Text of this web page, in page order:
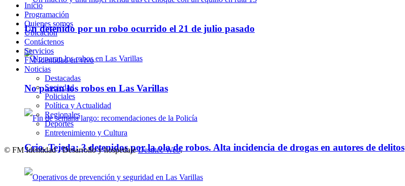
Un detenido por un robo ocurrido el 21 de julio pasado
No paran los robos en Las Varillas
Crio. Tejeda: 3 detenidos por la ola de robos. Alta incidencia de drogas en autores de delitos
Inicio
Programación
Quienes somos
Ubicación
Contáctenos
Servicios
FM Identidad en vivo
Noticias
Destacadas
Sociedad
Policiales
Política y Actualidad
Regionales
Deportes
Entretenimiento y Cultura
© FM Identidad - Desarrollo y hospedajeDesatec Web.